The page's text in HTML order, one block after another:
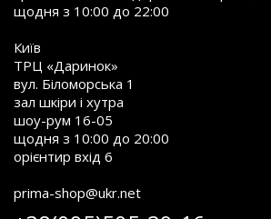
щодня з 10:00 до 22:00
Київ
ТРЦ «Даринок»
вул. Біломорська 1
зал шкіри і хутра
шоу-рум 16-05
щодня з 10:00 до 20:00
орієнтир вхід 6
prima-shop@ukr.net